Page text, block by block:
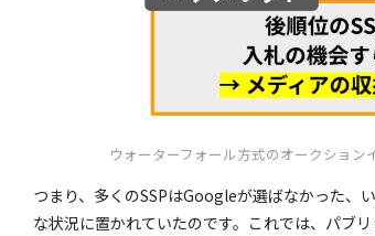
ウォーターフォール方式のオークション
つまり、多くのSSPはGoogleが選ばなかった、
な状況に置かれていたのです。これでは、パブ